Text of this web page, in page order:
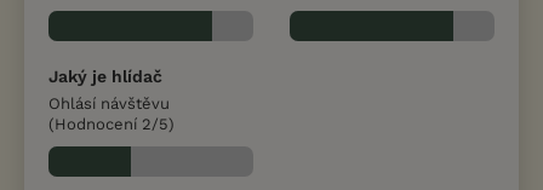
Jaký je hlídač
Ohlásí návštěvu
(Hodnocení 2/5)